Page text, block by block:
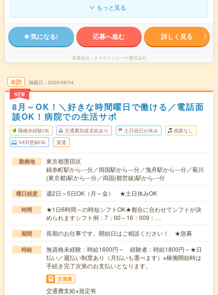
もっと見る
気になる! 応募へ進む 詳しく見る
派遣会社 テイケイトレード株式会社
未読
NEW
掲載日 2026/08/04
8月～OK！＼好きな時間曜日で働ける／電話面
談OK！病院での生活サポ
職種未経験OK 交通費別途支給あり 土日祝日が休み 残業なし
WEB登録OK 派遣
勤務地
東京都墨田区
錦糸町駅から---分／両国駅から---分／曳舟駅から---分／菊川
(東京都)駅から---分／両国(都営線)駅から---分
曜日頻度 週2日～5日OK（月～金） ★土日休みOK
時間
★1日6時間～の時短シフトOK★都合に合わせてシフトが決
められますシフト例：7：00～16：009：…
期間 長期のお仕事です。開始日はご相談ください！ ★急募
時給
無資格未経験：時給1600円～ 経験者：時給1800円～★日
払い／週払い制度あり（月払いも選べます）※稼働開始時は
手続き完了次第のお支払いとなります。
交通費
交通費支給※規定有